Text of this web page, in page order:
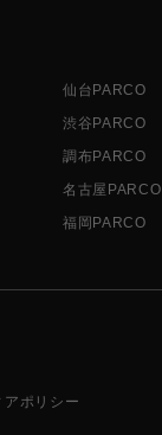
仙台PARCO
渋谷PARCO
調布PARCO
名古屋PARCO
福岡PARCO
アポリシー